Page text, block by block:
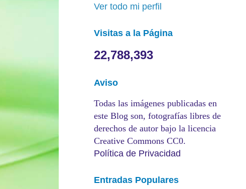
Ver todo mi perfil
Visitas a la Página
22,788,393
Aviso
Todas las imágenes publicadas en
este Blog son, fotografías libres de
derechos de autor bajo la licencia
Creative Commons CC0.
Política de Privacidad
Entradas Populares